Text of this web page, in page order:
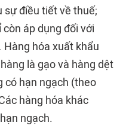
sự điều tiết về thuế;
áp dụng đối với
hóa xuất khẩu
là gạo và hàng dệt
có hạn ngạch (theo
hàng hóa khác
ngạch.